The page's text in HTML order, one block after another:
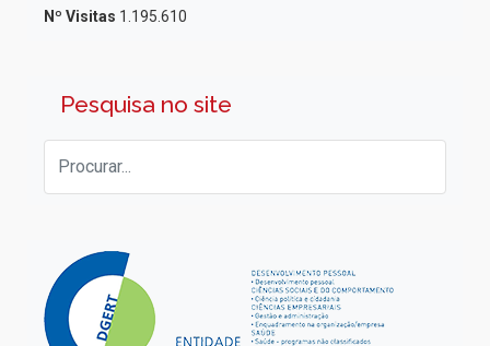
Nº Visitas 1.195.610
Pesquisa no site